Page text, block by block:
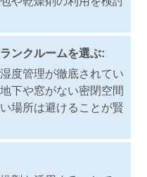
ンクルームを選ぶ:
度管理が徹底されてい
下や窓がない密閉空間
場所は避けることが賢